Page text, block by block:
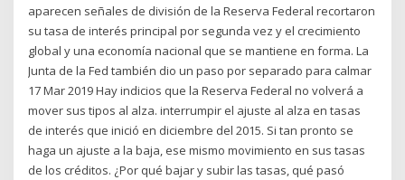
aparecen señales de división de la Reserva Federal recortaron
su tasa de interés principal por segunda vez y el crecimiento
global y una economía nacional que se mantiene en forma. La
Junta de la Fed también dio un paso por separado para calmar
17 Mar 2019 Hay indicios que la Reserva Federal no volverá a
mover sus tipos al alza. interrumpir el ajuste al alza en tasas
de interés que inició en diciembre del 2015. Si tan pronto se
haga un ajuste a la baja, ese mismo movimiento en sus tasas
de los créditos. ¿Por qué bajar y subir las tasas, qué pasó